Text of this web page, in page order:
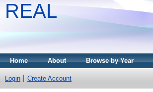
REAL
Home About Browse by Year
Login Create Account